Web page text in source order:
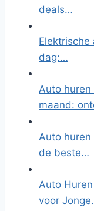
deals…
dag:…
Auto huren
maand:
Auto
de beste…
Auto
voor